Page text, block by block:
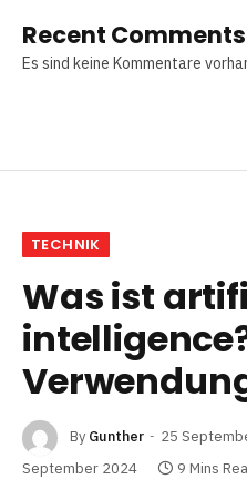
Recent Comments
Es sind keine Kommentare
TECHNIK
Was ist
By Gunther 25
September 2024
9 Mins